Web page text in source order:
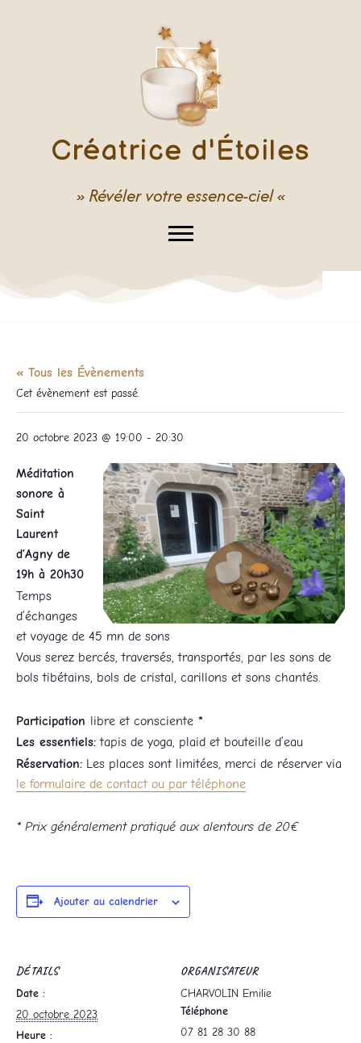
Créatrice d'Étoiles
» Révéler votre essence-ciel «
« Tous les Évènements
Cet évènement est passé.
20 octobre 2023 @ 19:00 - 20:30
Méditation
sonore à
Saint
Laurent
d’Agny de
19h à 20h30
Temps
d’échanges
et voyage de 45 mn de sons
Vous serez bercés, traversés, transportés, par les sons de
bols tibétains, bols de cristal, carillons et sons chantés.
Participation libre et consciente *
Les essentiels: tapis de yoga, plaid et bouteille d’eau
Réservation: Les places sont limitées, merci de réserver via
le formulaire de contact ou par téléphone
* Prix généralement pratiqué aux alentours de 20€
Ajouter au calendrier
DÉTAILS
Date :
20 octobre 2023
Heure :
ORGANISATEUR
CHARVOLIN Emilie
Téléphone
07 81 28 30 88